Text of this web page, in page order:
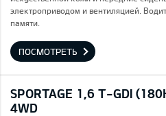
электроприводом и вентиляцией.
памяти.
ПОСМОТРЕТЬ
SPORTAGE 1,6 T-GDI
4WD